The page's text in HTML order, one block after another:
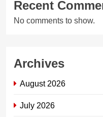
Recent
No comments to show.
Archives
August 2026
July 2026